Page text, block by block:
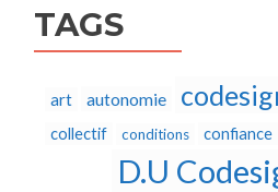
TAGS
art autonomie
collectif conditions confiance
D.U